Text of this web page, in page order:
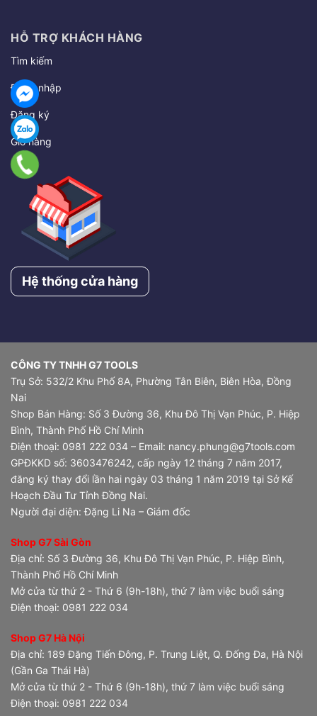
HỖ TRỢ KHÁCH HÀNG
Tìm kiếm
Đăng nhập
Đăng ký
Giỏ hàng
Hệ thống cửa hàng
CÔNG TY TNHH G7 TOOLS
Trụ Sở: 532/2 Khu Phố 8A, Phường Tân Biên, Biên Hòa, Đồng
Nai
Shop Bán Hàng: Số 3 Đường 36, Khu Đô Thị Vạn Phúc, P. Hiệp
Bình, Thành Phố Hồ Chí Minh
Điện thoại: 0981 222 034 – Email: nancy.phung@g7tools.com
GPĐKKD số: 3603476242, cấp ngày 12 tháng 7 năm 2017,
đăng ký thay đổi lần hai ngày 03 tháng 1 năm 2019 tại Sở Kế
Hoạch Đầu Tư Tỉnh Đồng Nai.
Người đại diện: Đặng Li Na – Giám đốc
Shop G7 Sài Gòn
Địa chỉ: Số 3 Đường 36, Khu Đô Thị Vạn Phúc, P. Hiệp Bình,
Thành Phố Hồ Chí Minh
Mở cửa từ thứ 2 - Thứ 6 (9h-18h), thứ 7 làm việc buổi sáng
Điện thoại: 0981 222 034
Shop G7 Hà Nội
Địa chỉ: 189 Đặng Tiến Đông, P. Trung Liệt, Q. Đống Đa, Hà Nội
(Gần Ga Thái Hà)
Mở cửa từ thứ 2 - Thứ 6 (9h-18h), thứ 7 làm việc buổi sáng
Điện thoại: 0981 222 034